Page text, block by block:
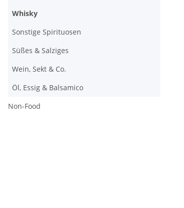
Whisky
Sonstige Spirituosen
Süßes & Salziges
Wein, Sekt & Co.
Öl, Essig & Balsamico
Non-Food